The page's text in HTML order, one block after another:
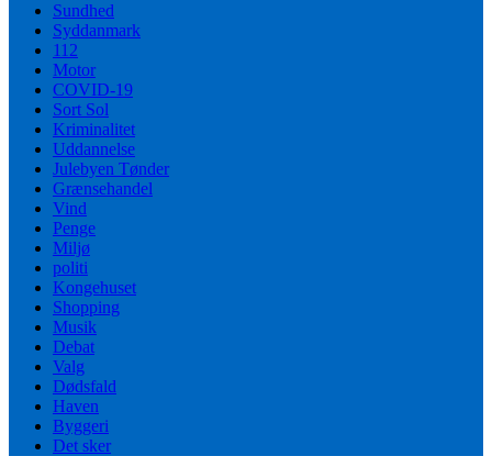
Sundhed
Syddanmark
112
Motor
COVID-19
Sort Sol
Kriminalitet
Uddannelse
Julebyen Tønder
Grænsehandel
Vind
Penge
Miljø
politi
Kongehuset
Shopping
Musik
Debat
Valg
Dødsfald
Haven
Byggeri
Det sker